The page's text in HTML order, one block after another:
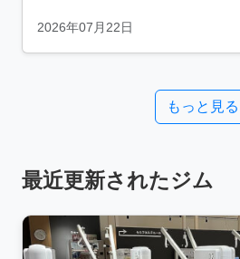
2026年07月22日
もっと見る
最近更新されたジム